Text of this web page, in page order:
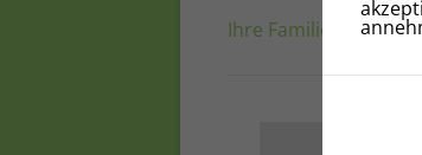
Ihre Familie Rebscher